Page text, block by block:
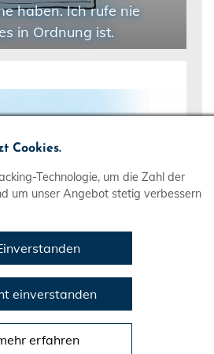
haben. Ich rufe nie
in Ordnung ist.
wenn ich ins Wasser
Cookies.
Technologie, um die Zahl der
um unser Angebot stetig verbessern
einverstanden
erfahren